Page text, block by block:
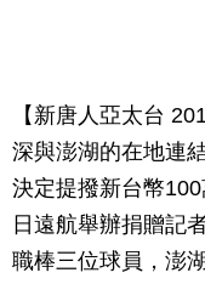
【新唐人亞太台
深與澎湖的在地連
決定提撥新台幣
日遠航舉辦捐贈記
職棒三位球員，澎